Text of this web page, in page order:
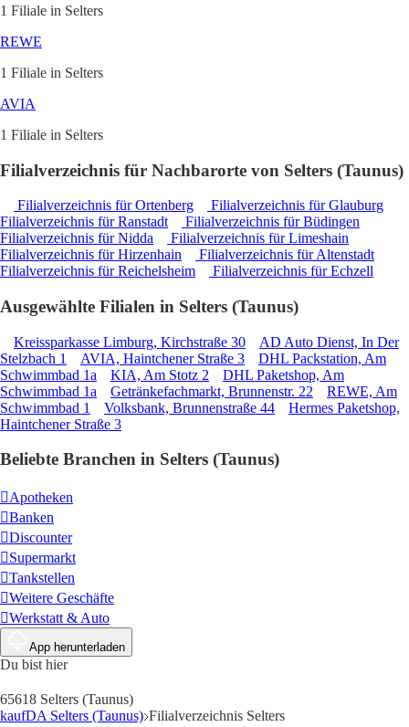
1 Filiale in Selters
REWE
1 Filiale in Selters
AVIA
1 Filiale in Selters
Filialverzeichnis für Nachbarorte von Selters (Taunus)
Filialverzeichnis für Ortenberg
Filialverzeichnis für Glauburg
Filialverzeichnis für Ranstadt
Filialverzeichnis für Büdingen
Filialverzeichnis für Nidda
Filialverzeichnis für Limeshain
Filialverzeichnis für Hirzenhain
Filialverzeichnis für Altenstadt
Filialverzeichnis für Reichelsheim
Filialverzeichnis für Echzell
Ausgewählte Filialen in Selters (Taunus)
Kreissparkasse Limburg, Kirchstraße 30
AD Auto Dienst, In Der
Stelzbach 1
AVIA, Haintchener Straße 3
DHL Packstation, Am
Schwimmbad 1a
KIA, Am Stotz 2
DHL Paketshop, Am
Schwimmbad 1a
Getränkefachmarkt, Brunnenstr. 22
REWE, Am
Schwimmbad 1
Volksbank, Brunnenstraße 44
Hermes Paketshop,
Haintchener Straße 3
Beliebte Branchen in Selters (Taunus)
Apotheken
Banken
Discounter
Supermarkt
Tankstellen
Weitere Geschäfte
Werkstatt & Auto
App herunterladen
Du bist hier
65618 Selters (Taunus)
kaufDA Selters (Taunus) Filialverzeichnis Selters